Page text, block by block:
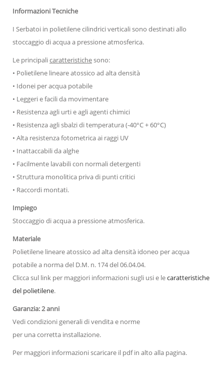
Informazioni Tecniche
I Serbatoi in polietilene cilindrici verticali sono destinati allo
stoccaggio di acqua a pressione atmosferica.
Le principalicaratteristichesono:
• Polietilene lineare atossico ad alta densità
• Idonei per acqua potabile
• Leggeri e facili da movimentare
• Resistenza agli urti e agli agenti chimici
• Resistenza agli sbalzi di temperatura (-40°C + 60°C)
• Alta resistenza fotometrica ai raggi UV
• Inattaccabili da alghe
• Facilmente lavabili con normali detergenti
• Struttura monolitica priva di punti critici
• Raccordi montati.
Impiego
Stoccaggio di acqua a pressione atmosferica.
Materiale
Polietilene lineare atossico ad alta densità idoneo per acqua
potabile a norma del D.M. n. 174 del 06.04.04.
Clicca sul link per maggiori informazioni sugli usi e lecaratteristiche
del polietilene.
Garanzia: 2 anni
Vedi condizioni generali di vendita e norme
per una corretta installazione.
Per maggiori informazioni scaricare il pdf in alto alla pagina.